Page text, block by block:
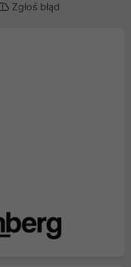
Zgłoś błąd